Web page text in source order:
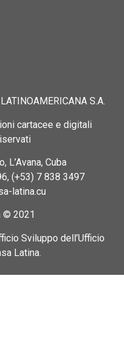
S.A.
cartacee e digitali
L’Avana, Cuba
(+53) 7 838 3497
latina.cu
© 2021
Sviluppo dell’Ufficio
Latina.